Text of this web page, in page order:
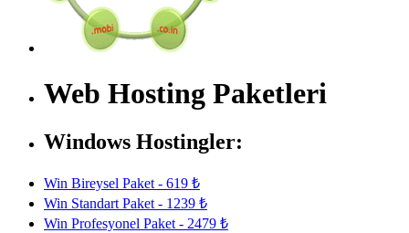
Web Hosting Paketleri
Windows Hostingler:
Win Bireysel Paket - 619 ₺
Win Standart Paket - 1239 ₺
Win Profesyonel Paket - 2479 ₺